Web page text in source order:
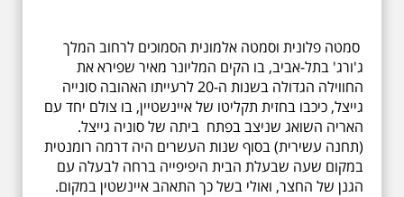
סמטה פלונית וסמטה אלמונית הסמוכים לרחוב המלך
ג'ורג' בתל-אביב, בו הקים המליונר מאיר שפירא את
החווילה הגדולה בשנות ה-20 לרעייתו האהובה סונייה
גייצל, כיכבו בחזית תקליטו של איינשטיין, בו צולם יחד עם
האריה השואג שניצב בפתח ביתה של סוניה גייצל.
(תחנה עשירית) בסוף שנות העשרים היה דרמה רומנטית
במקום שעה שבעלת הבית היפיפייה ברחה לבעלה עם
הגנן של החצר, ואולי בשל כך התאהב איינשטין במקום.